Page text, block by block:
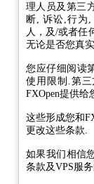
理人员及第三
断, 诉讼,行为,
人，及/或者任
无论是否您真
您应仔细阅读
使用限制.第三
FXOpen提供给
这些形成您和
更改这些条款.
如果我们相信
条款及VPS服